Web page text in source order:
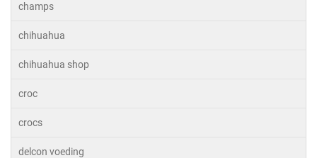
champs
chihuahua
chihuahua shop
croc
crocs
delcon voeding